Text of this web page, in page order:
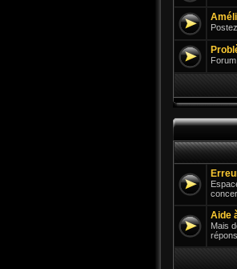
Aide
Mais